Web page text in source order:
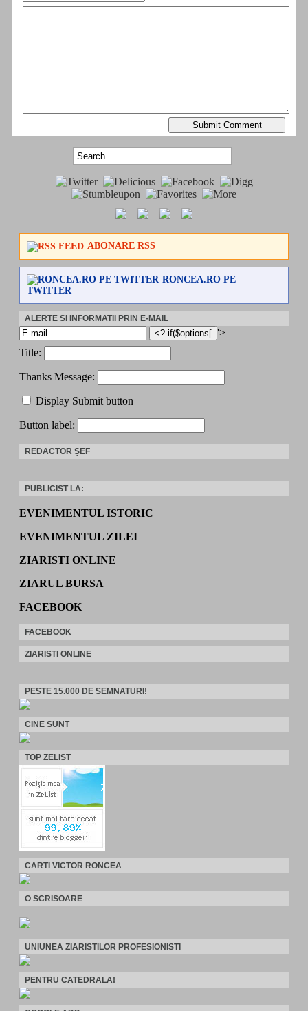
ABONARE RSS
RONCEA.RO PE
TWITTER
ALERTE SI INFORMATII PRIN E-MAIL
'>
Title:
Thanks Message:
Display Submit button
Button label:
REDACTOR ȘEF
PUBLICIST LA:
EVENIMENTUL ISTORIC
EVENIMENTUL ZILEI
ZIARISTI ONLINE
ZIARUL BURSA
FACEBOOK
FACEBOOK
ZIARISTI ONLINE
PESTE 15.000 DE SEMNATURI!
CINE SUNT
TOP ZELIST
CARTI VICTOR RONCEA
O SCRISOARE
UNIUNEA ZIARISTILOR PROFESIONISTI
PENTRU CATEDRALA!